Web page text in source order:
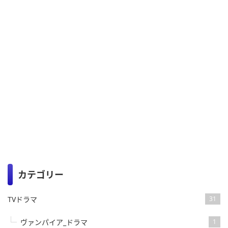
カテゴリー
TVドラマ 31
ヴァンパイア_ドラマ 1